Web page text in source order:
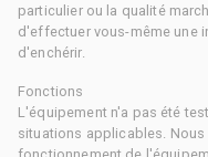
particulier ou la qualité
d'effectuer vous-même une
d'enchérir.
Fonctions
L'équipement n'a pas été
situations applicables.